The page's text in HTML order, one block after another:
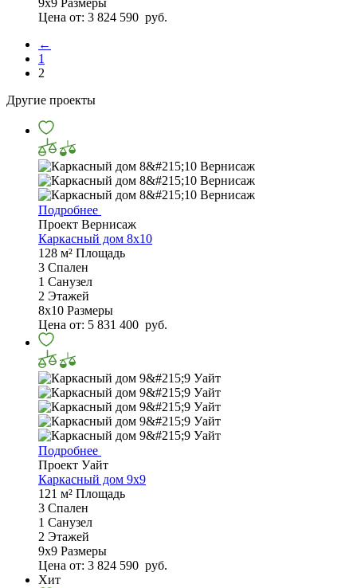
9х9 Размеры
Цена от: 3 824 590 руб.
←
1
2
Другие проекты
Подробнее
Проект Вернисаж
Каркасный дом 8x10
128 м² Площадь
3 Спален
1 Санузел
2 Этажей
8х10 Размеры
Цена от: 5 831 400 руб.
Подробнее
Проект Уайт
Каркасный дом 9x9
121 м² Площадь
3 Спален
1 Санузел
2 Этажей
9х9 Размеры
Цена от: 3 824 590 руб.
Хит